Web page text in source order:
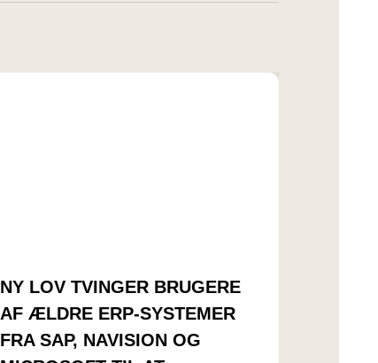
NY LOV TVINGER BRUGERE
AF ÆLDRE ERP-SYSTEMER
FRA SAP, NAVISION OG